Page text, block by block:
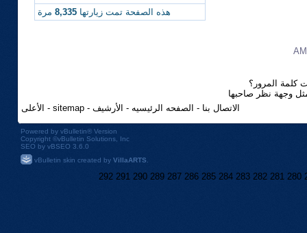
هذه الصفحة تمت زيارتها8,335 مرة
كلمة المرور؟
وجهة نظر صاحبها
الاتصال بنا - الصفحه الرئيسيه - الأرشيف -
sitemap
- الأعلى
Powered by vBulletin®Version
Copyright ©vBulletin Solutions, Inc
SEO by vBSEO 3.6.0
vBulletin skin created by VillaARTS
280
281
282
283
284
285
286
287
289
290
291
292